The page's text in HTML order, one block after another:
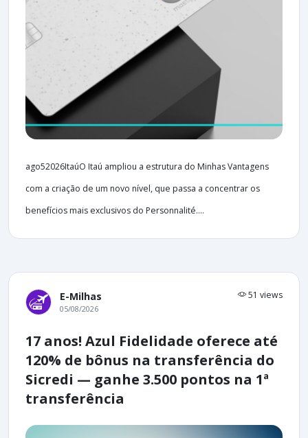
ago52026ItaúO Itaú ampliou a estrutura do Minhas Vantagens
com a criação de um novo nível, que passa a concentrar os
benefícios mais exclusivos do Personnalité....
E-Milhas 51 views
05/08/2026
17 anos! Azul Fidelidade oferece até
120% de bônus na transferência do
Sicredi — ganhe 3.500 pontos na 1ª
transferência